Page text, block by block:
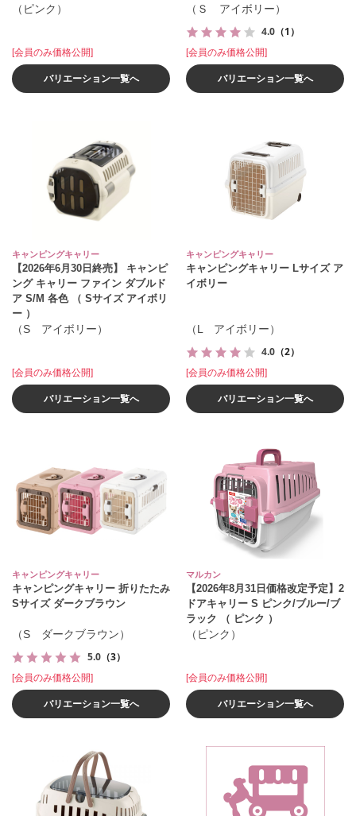
（ピンク）
[会員のみ価格公開]
バリエーション一覧へ
（Ｓ アイボリー）
4.0 （1）
[会員のみ価格公開]
バリエーション一覧へ
キャンピングキャリー
【2026年6月30日終売】 キャンピ
ング キャリー ファイン ダブルド
ア S/M 各色 （ Sサイズ アイボリ
ー ）
（S アイボリー）
[会員のみ価格公開]
バリエーション一覧へ
キャンピングキャリー
キャンピングキャリー Lサイズ ア
イボリー
（L アイボリー）
4.0 （2）
[会員のみ価格公開]
バリエーション一覧へ
キャンピングキャリー
キャンピングキャリー 折りたたみ
Sサイズ ダークブラウン
（S ダークブラウン）
5.0 （3）
[会員のみ価格公開]
バリエーション一覧へ
マルカン
【2026年8月31日価格改定予定】2
ドアキャリー S ピンク/ブルー/ブ
ラック （ ピンク ）
（ピンク）
[会員のみ価格公開]
バリエーション一覧へ